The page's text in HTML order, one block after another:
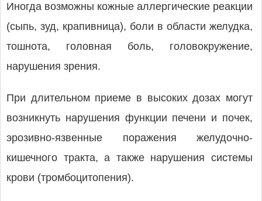
Иногда возможны кожные аллергические реакции
(сыпь, зуд, крапивница), боли в области желудка,
тошнота, головная боль, головокружение,
нарушения зрения.
При длительном приеме в высоких дозах могут
возникнуть нарушения функции печени и почек,
эрозивно-язвенные поражения желудочно-
кишечного тракта, а также нарушения системы
крови (тромбоцитопения).